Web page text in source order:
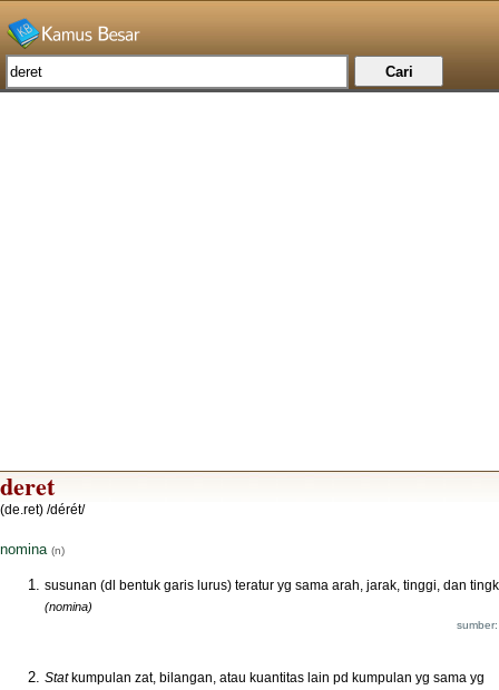
deret
(de.ret) /dérét/
nomina (n)
susunan (dl bentuk garis lurus) teratur yg sama arah, jarak, tinggi, dan
(nomina)
Statkumpulan zat, bilangan, atau kuantitas lain pd kumpulan yg sama yg